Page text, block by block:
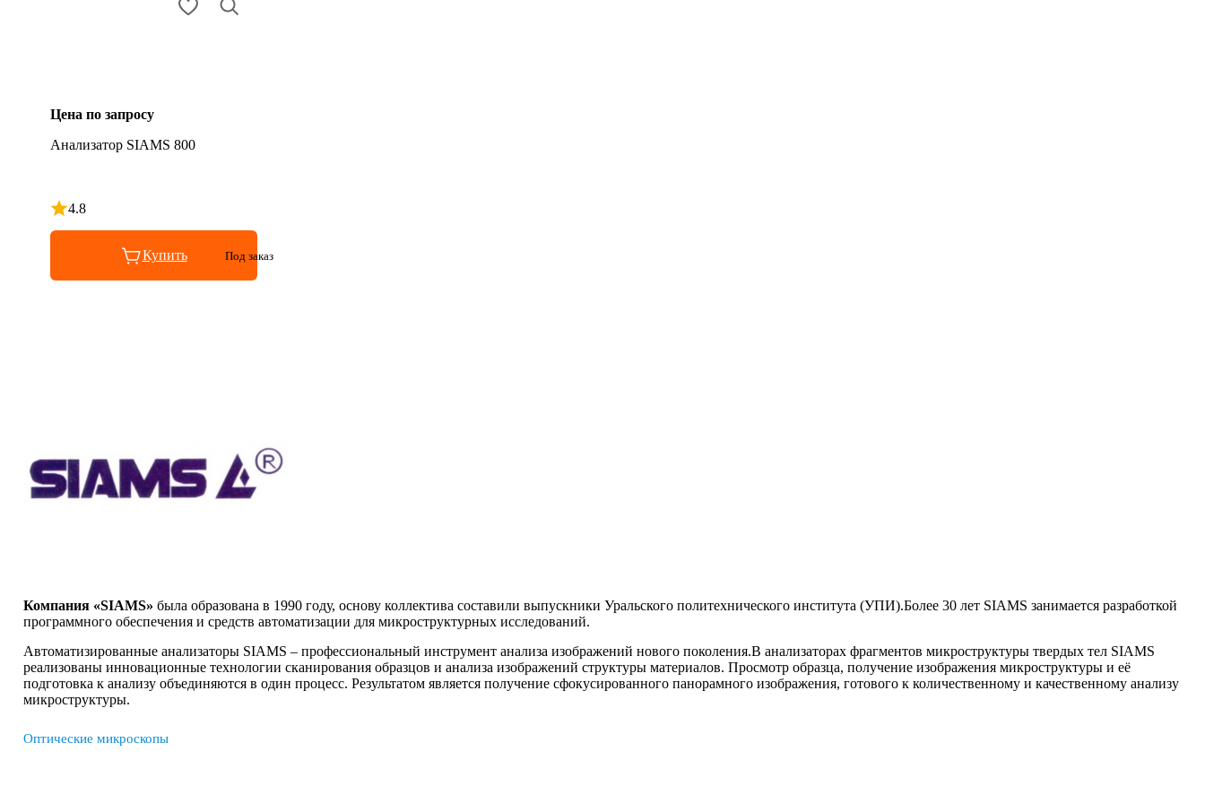
Цена по запросу
Анализатор SIAMS 800
4.8
Рейтинг 4.8 из 5
Купить Под заказ
Компания «SIAMS» была образована в 1990 году, основу коллектива составили выпускники Уральского политехнического института (УПИ).Более 30 лет SIAMS занимается разработкой
программного обеспечения и средств автоматизации для микроструктурных исследований.
Автоматизированные анализаторы SIAMS – профессиональный инструмент анализа изображений нового поколения.В анализаторах фрагментов микроструктуры твердых тел SIAMS
реализованы инновационные технологии сканирования образцов и анализа изображений структуры материалов. Просмотр образца, получение изображения микроструктуры и её
подготовка к анализу объединяются в один процесс. Результатом является получение сфокусированного панорамного изображения, готового к количественному и качественному анализу
микроструктуры.
Оптические микроскопы